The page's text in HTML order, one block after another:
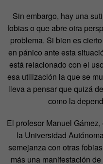
Sin embargo, hay una
fobias o que abre otra
problema. Si bien es
en pánico ante esta
está relacionado con el
esa utilización la que se
lleva a pensar que quizá
como la
El profesor Manuel
la Universidad
semejanza con otras
más una manifestación